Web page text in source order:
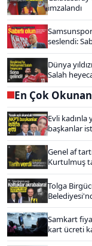
imzalandı
seslendi:
Dünya
Salah
En Çok
Evli kadınla
başkanlar
Genel af
Kurtulmuş
Tolga
Samkart
kart ücreti